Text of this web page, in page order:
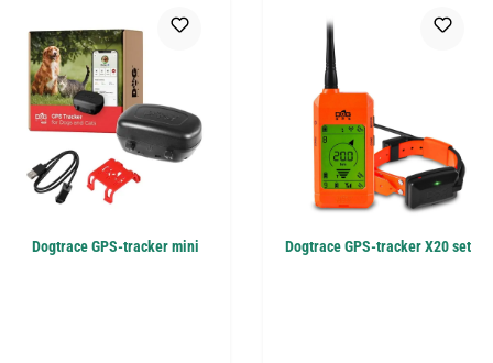
Dogtrace GPS-tracker mini Dogtrace GPS-tracker X20 set